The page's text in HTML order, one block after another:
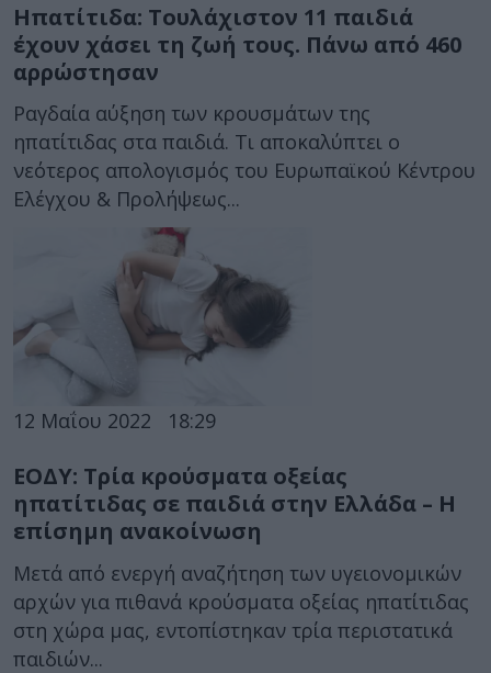
Ηπατίτιδα: Τουλάχιστον 11 παιδιά
έχουν χάσει τη ζωή τους. Πάνω από 460
αρρώστησαν
Ραγδαία αύξηση των κρουσμάτων της
ηπατίτιδας στα παιδιά. Τι αποκαλύπτει ο
νεότερος απολογισμός του Ευρωπαϊκού Κέντρου
Ελέγχου & Προλήψεως...
12 Μαΐου 2022 18:29
ΕΟΔΥ: Τρία κρούσματα οξείας
ηπατίτιδας σε παιδιά στην Ελλάδα – Η
επίσημη ανακοίνωση
Μετά από ενεργή αναζήτηση των υγειονομικών
αρχών για πιθανά κρούσματα οξείας ηπατίτιδας
στη χώρα μας, εντοπίστηκαν τρία περιστατικά
παιδιών...